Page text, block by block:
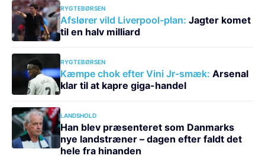
RYGTEBØRSEN
Afslører vild Liverpool-plan: Jagter komet
til en halv milliard
RYGTEBØRSEN
Kæmpe chok efter Vini Jr-smæk: Arsenal
klar til at kapre giga-handel
LANDSHOLD
Han blev præsenteret som Danmarks
nye landstræner – dagen efter faldt det
hele fra hinanden